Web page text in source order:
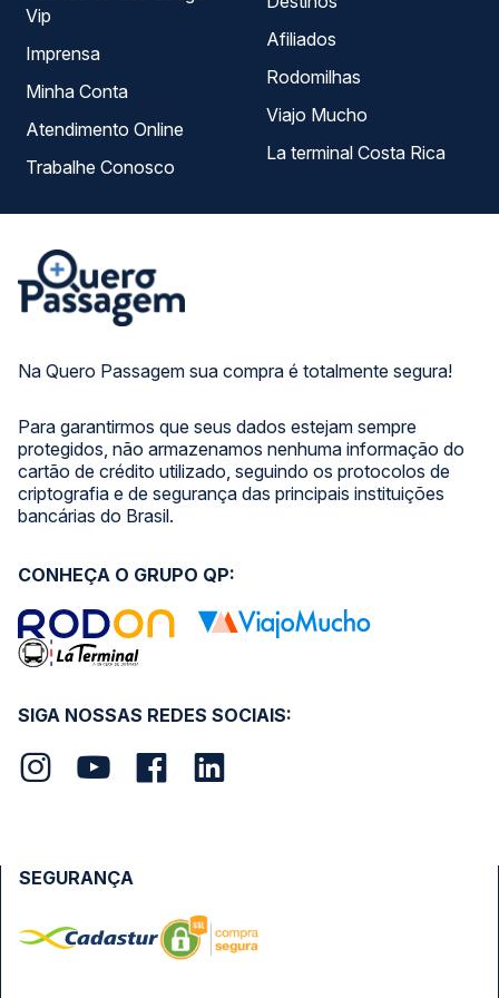
Na Quero Passagem sua compra é totalmente segura!
Para garantirmos que seus dados estejam sempre
protegidos, não armazenamos nenhuma informação do
cartão de crédito utilizado, seguindo os protocolos de
criptografia e de segurança das principais instituições
bancárias do Brasil.
Vip
Imprensa
Minha Conta
Atendimento Online
Trabalhe Conosco
Afiliados
Rodomilhas
Viajo Mucho
La terminal Costa Rica
SIGA NOSSAS REDES SOCIAIS:
CONHEÇA O GRUPO QP:
SEGURANÇA